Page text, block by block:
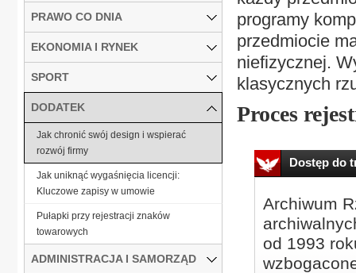
programy
przedmiocie
niefizycznej.
klasycznych
Proces
Dostęp do
Archiwum
od 1993
PRAWO CO DNIA
EKONOMIA I RYNEK
SPORT
DODATEK
Jak chronić swój design i wspierać
rozwój firmy
Jak uniknąć wygaśnięcia licencji:
Kluczowe zapisy w umowie
Pułapki przy rejestracji znaków
towarowych
ADMINISTRACJA I SAMORZĄD